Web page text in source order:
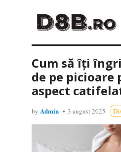
Cum să îți
de pe picioare
aspect
by Admin 3 august 2025